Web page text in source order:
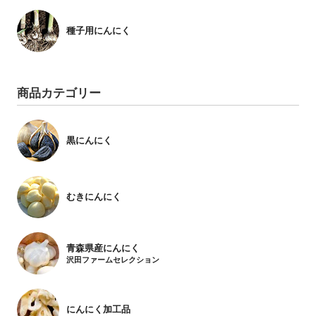
種子用にんにく
商品カテゴリー
黒にんにく
むきにんにく
青森県産にんにく
沢田ファームセレクション
にんにく加工品